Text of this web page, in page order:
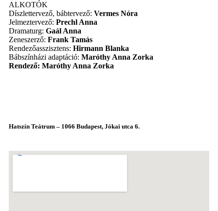
ALKOTÓK
Díszlettervező, bábtervező: Vermes Nóra
Jelmeztervező: Prechl Anna
Dramaturg: Gaál Anna
Zeneszerző: Frank Tamás
Rendezőasszisztens: Hirmann Blanka
Bábszínházi adaptáció: Maróthy Anna Zorka
Rendező: Maróthy Anna Zorka
Hatszín Teátrum – 1066 Budapest, Jókai utca 6.